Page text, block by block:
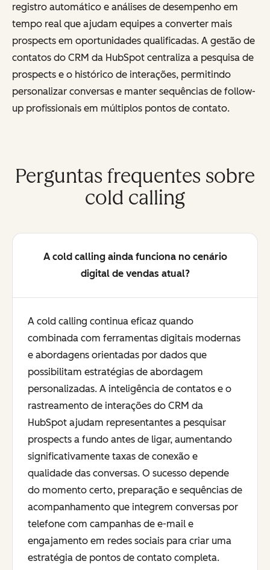
registro automático e análises de desempenho em
tempo real que ajudam equipes a converter mais
prospects em oportunidades qualificadas. A gestão de
contatos do CRM da HubSpot centraliza a pesquisa de
prospects e o histórico de interações, permitindo
personalizar conversas e manter sequências de follow-
up profissionais em múltiplos pontos de contato.
Perguntas frequentes sobre
cold calling
A cold calling ainda funciona no cenário
digital de vendas atual?
A cold calling continua eficaz quando
combinada com ferramentas digitais modernas
e abordagens orientadas por dados que
possibilitam estratégias de abordagem
personalizadas. A inteligência de contatos e o
rastreamento de interações do CRM da
HubSpot ajudam representantes a pesquisar
prospects a fundo antes de ligar, aumentando
significativamente taxas de conexão e
qualidade das conversas. O sucesso depende
do momento certo, preparação e sequências de
acompanhamento que integrem conversas por
telefone com campanhas de e-mail e
engajamento em redes sociais para criar uma
estratégia de pontos de contato completa.